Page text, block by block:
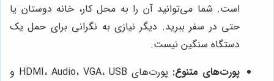
است. شما می‌توانید آن را به محل کار، خانه دوستان یا
حتی در سفر ببرید. دیگر نیازی به نگرانی برای حمل یک
دستگاه سنگین نیست.
پورت‌های متنوع:
پورت‌های HDMI، Audio، VGA، USB و